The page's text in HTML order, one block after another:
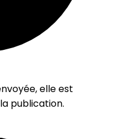
elle est
publication.